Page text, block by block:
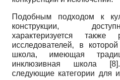
Подобным подходом к
конструкции,
характеризуется также
исследователей, в
школа, имеющая
инклюзивная школа
[8]
следующие категории для